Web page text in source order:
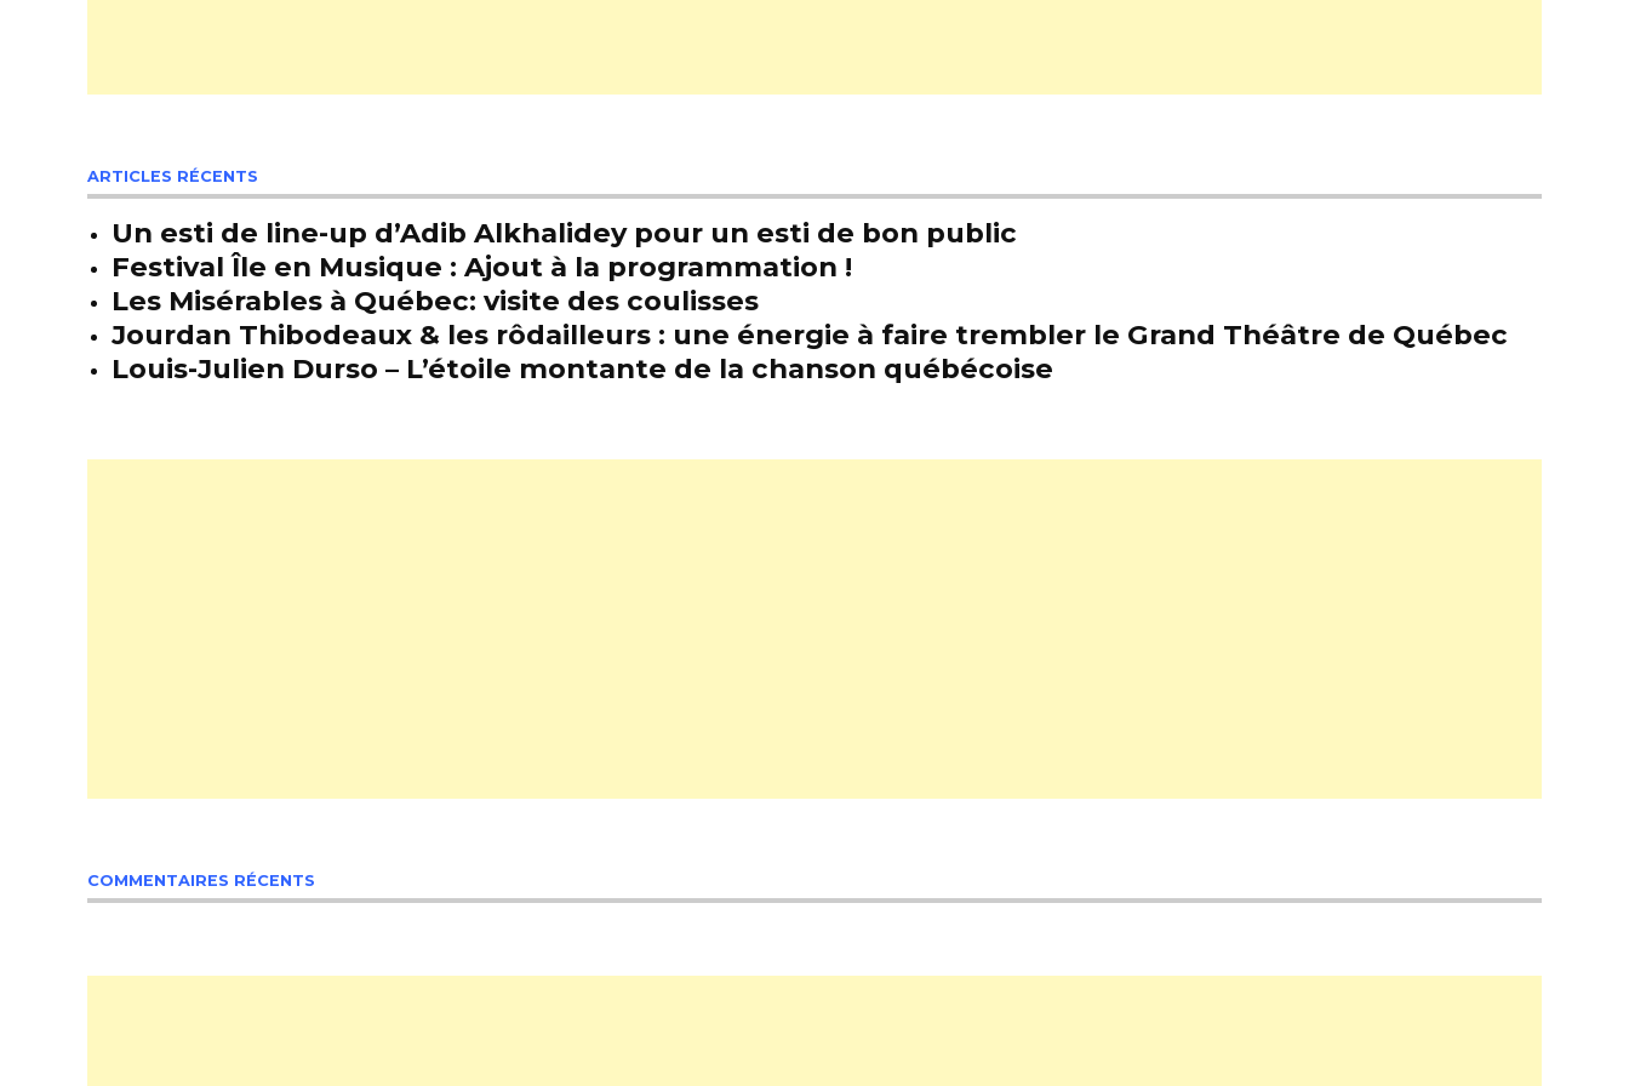
ARTICLES RÉCENTS
Un esti de line-up d’Adib Alkhalidey pour un esti de bon public
Festival Île en Musique : Ajout à la programmation !
Les Misérables à Québec: visite des coulisses
Jourdan Thibodeaux & les rôdailleurs : une énergie à faire trembler le Grand Théâtre de Québec
Louis-Julien Durso – L’étoile montante de la chanson québécoise
COMMENTAIRES RÉCENTS